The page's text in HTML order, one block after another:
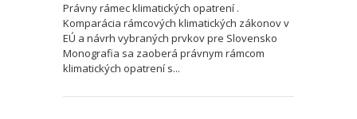
Právny rámec klimatických opatrení .
Komparácia rámcových klimatických zákonov v
EÚ a návrh vybraných prvkov pre Slovensko
Monografia sa zaoberá právnym rámcom
klimatických opatrení s...